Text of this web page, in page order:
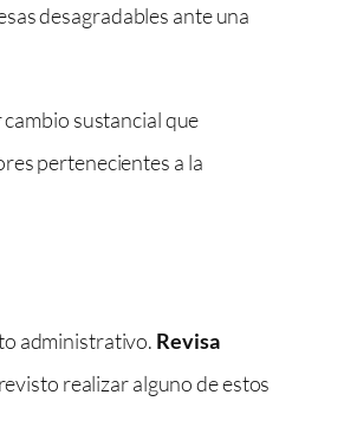
desagradables ante una
sustancial que
pertenecientes a la
administrativo. Revisa
realizar alguno de estos